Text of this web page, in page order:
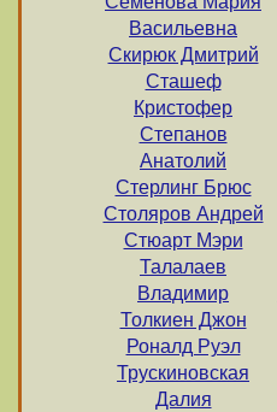
Васильевна
Скирюк Дмитрий
Сташеф
Кристофер
Степанов
Анатолий
Стерлинг Брюс
Столяров Андрей
Стюарт Мэри
Талалаев
Владимир
Толкиен Джон
Роналд Руэл
Трускиновская
Далия